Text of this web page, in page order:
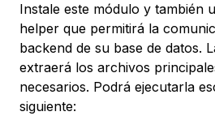
Instale este módulo y también
helper que permitirá la
backend de su base de datos.
extraerá los archivos
necesarios. Podrá ejecutarla
siguiente: